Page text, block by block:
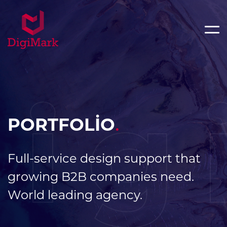
PORTFOLİO.
Full-service design support that
growing B2B companies need.
World leading agency.